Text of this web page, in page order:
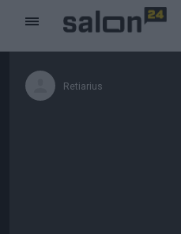
Retiarius